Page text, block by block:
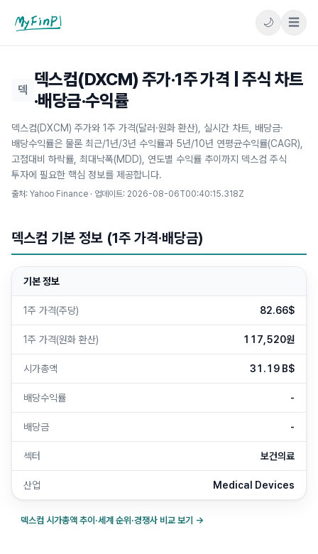
마이핀플
🌙 ☰
덱
덱스컴(DXCM) 주가·1주 가격 | 주식 차트
·배당금·수익률
덱스컴(DXCM) 주가와 1주 가격(달러·원화 환산), 실시간 차트, 배당금·
배당수익률은 물론 최근/1년/3년 수익률과 5년/10년 연평균수익률(CAGR),
고점대비 하락률, 최대낙폭(MDD), 연도별 수익률 추이까지 덱스컴 주식
투자에 필요한 핵심 정보를 제공합니다.
출처: Yahoo Finance · 업데이트: 2026-08-06T00:40:15.318Z
덱스컴 기본 정보 (1주 가격·배당금)
기본 정보
1주 가격(주당) 82.66$
1주 가격(원화 환산) 117,520원
시가총액 31.19 B$
배당수익률 -
배당금 -
섹터 보건의료
산업 Medical Devices
덱스컴 시가총액 추이·세계 순위·경쟁사 비교 보기 →